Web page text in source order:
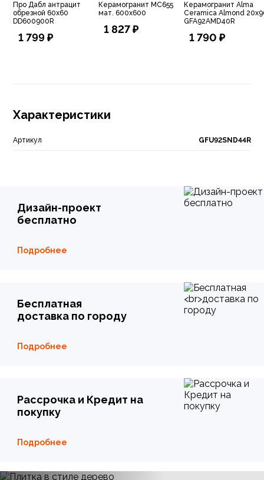
Про Дабл антрацит
обрезной 60х60
DD600900R
1 799 ₽
Керамогранит МС655
мат. 600х600
1 827 ₽
Керамогранит Alma
Ceramica Almond
GFA92AMD40R
1 790 ₽
Характеристики
Артикул GFU92SND44R
Дизайн-проект
бесплатно
Подробнее
Бесплатная
доставка по городу
Подробнее
Рассрочка и Кредит на
покупку
Подробнее